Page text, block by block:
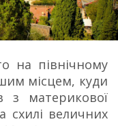
на північному
місцем, куди
з материкової
схилі величних